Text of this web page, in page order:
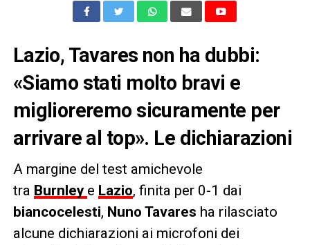
Lazio, Tavares non ha dubbi:
«Siamo stati molto bravi e
miglioreremo sicuramente per
arrivare al top». Le dichiarazioni
A margine del test amichevole
tra Burnley e Lazio, finita per 0-1 dai
biancocelesti, Nuno Tavares ha rilasciato
alcune dichiarazioni ai microfoni dei